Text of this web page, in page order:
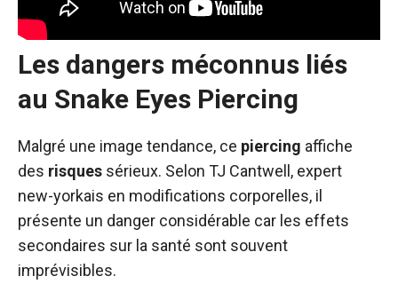
Les dangers méconnus liés
au Snake Eyes Piercing
Malgré une image tendance, ce piercing affiche
des risques sérieux. Selon TJ Cantwell, expert
new-yorkais en modifications corporelles, il
présente un danger considérable car les effets
secondaires sur la santé sont souvent
imprévisibles.